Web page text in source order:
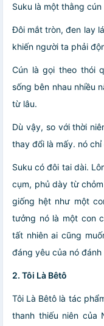
Suku là một thằng
Đôi mắt tròn, đen lay
khiến người ta phải
Cún là gọi theo thói
sống bên nhau nhiều
từ lâu.
Dù vậy, so với thời
thay đổi là mấy. nó
Suku có đôi tai dài.
cụm, phủ dày từ
giống hệt như một
tưởng nó là một con
tất nhiên ai cũng
đáng yêu của nó
2. Tôi Là Bêtô
Tôi Là Bêtô là tác
thanh thiếu niên của